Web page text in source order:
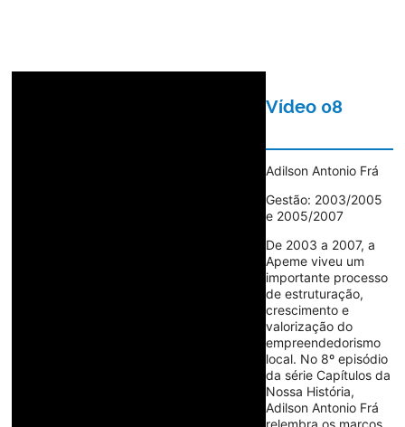
Vídeo 08
Adilson Antonio Frá
Gestão: 2003/2005
e 2005/2007
De 2003 a 2007, a
Apeme viveu um
importante processo
de estruturação,
crescimento e
valorização do
empreendedorismo
local. No 8º episódio
da série Capítulos da
Nossa História,
Adilson Antonio Frá